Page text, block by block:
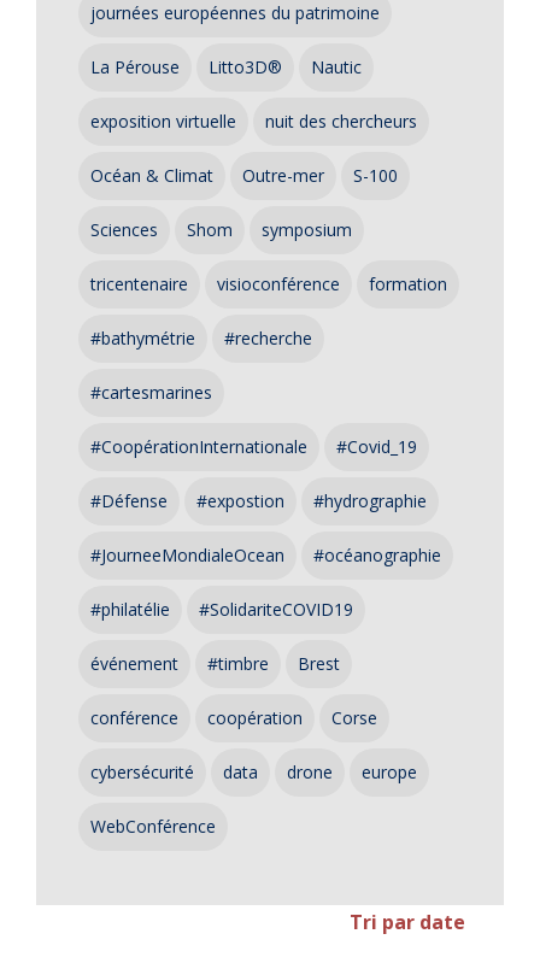
journées européennes du patrimoine
La Pérouse Litto3D® Nautic
exposition virtuelle nuit des chercheurs
Océan & Climat Outre-mer S-100
Sciences Shom symposium
tricentenaire visioconférence formation
#bathymétrie #recherche
#cartesmarines
#CoopérationInternationale #Covid_19
#Défense #expostion #hydrographie
#JourneeMondialeOcean #océanographie
#philatélie #SolidariteCOVID19
événement #timbre Brest
conférence coopération Corse
cybersécurité data drone europe
WebConférence
Tri par date